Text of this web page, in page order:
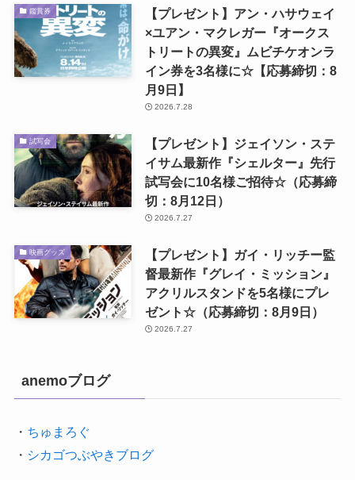
鑑賞券
【プレゼント】アン・ハサウェイ
×ユアン・マクレガー『オークス
トリートの異変』ムビチケオンラ
イン券を3名様に☆【応募締切：8
月9日】
2026.7.28
試写会
【プレゼント】ジェイソン・ステ
イサム最新作『シェルター』先行
試写会に10名様ご招待☆（応募締
切：8月12日）
2026.7.27
映画グッズ
【プレゼント】ガイ・リッチー監
督最新作『グレイ・ミッション』
アクリルスタンドを5名様にプレ
ゼント☆（応募締切：8月9日）
2026.7.27
anemoブログ
・ ちゅまろぐ
・ シカゴつぶやきブログ